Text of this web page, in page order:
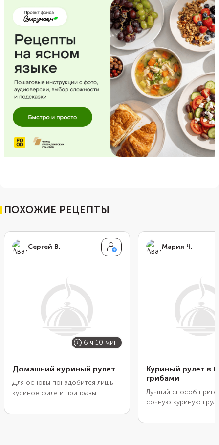
ПОХОЖИЕ РЕЦЕПТЫ
Сергей В.
6 ч 10 мин
Домашний куриный рулет
Для основы понадобится лишь
куриное филе и приправы:
зелень. Чтобы заготовка
Мария Ч.
Куриный рулет в
грибами
Лучший способ
сочную куриную
сырокопченого